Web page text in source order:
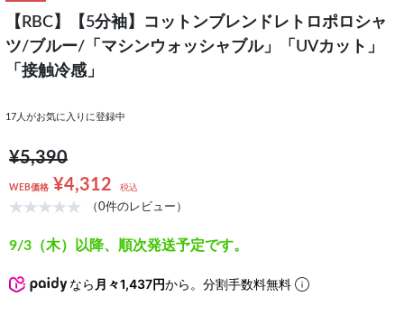
【RBC】【5分袖】コットンブレンドレトロポロシャ
ツ/ブルー/「マシンウォッシャブル」「UVカット」
「接触冷感」
17 人がお気に入りに登録中
¥5,390
WEB価格 ¥4,312 税込
（0件のレビュー）
9/3（木）以降、順次発送予定です。
なら 月々1,437円から。分割手数料無料